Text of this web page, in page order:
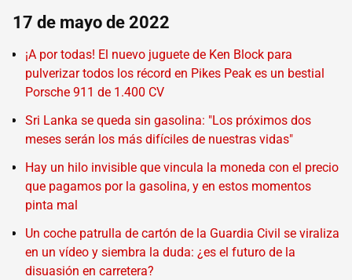
17 de mayo de 2022
¡A por todas! El nuevo juguete de Ken Block para
pulverizar todos los récord en Pikes Peak es un bestial
Porsche 911 de 1.400 CV
Sri Lanka se queda sin gasolina: "Los próximos dos
meses serán los más difíciles de nuestras vidas"
Hay un hilo invisible que vincula la moneda con el precio
que pagamos por la gasolina, y en estos momentos
pinta mal
Un coche patrulla de cartón de la Guardia Civil se viraliza
en un vídeo y siembra la duda: ¿es el futuro de la
disuasión en carretera?